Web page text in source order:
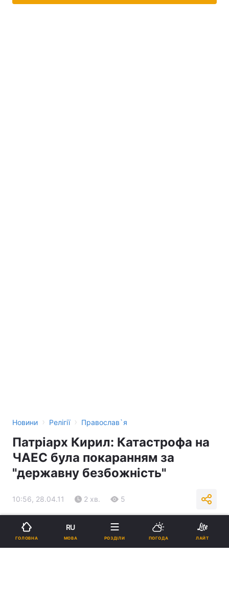
Новини › Релігії › Православ`я
Патріарх Кирил: Катастрофа на
ЧАЕС була покаранням за
"державну безбожність"
10:56, 28.04.11 2 хв. 5
Підпишіться на нас в Google
Реклама
ГОЛОВНА
RU
МОВА РОЗДІЛИ ПОГОДА ЛАЙТ